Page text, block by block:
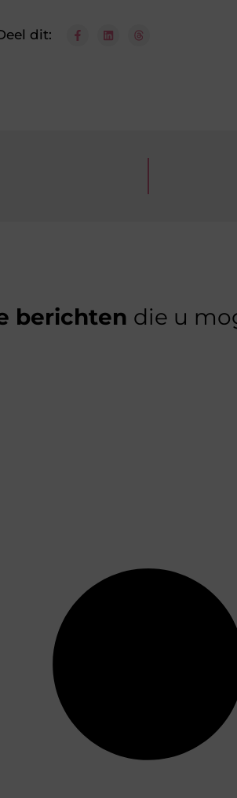
dit:
berichten die u